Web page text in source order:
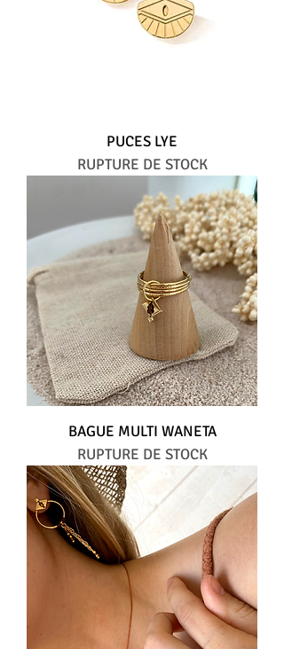
PUCES LYE
RUPTURE DE STOCK
BAGUE MULTI WANETA
RUPTURE DE STOCK